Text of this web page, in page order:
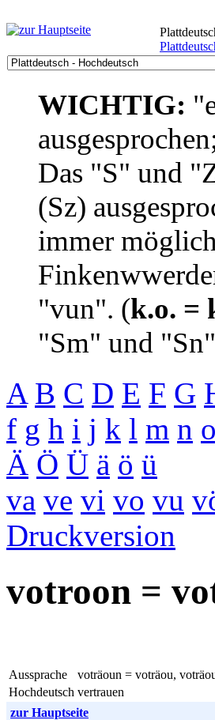
WICHTIG:
Das "S" und
(Sz)
immer
"vun". (k.o. =
"Sm" und
A B C D E F G
f g h i j k l m n o
Ä Ö Ü ä ö ü
va ve vi vo vu
Druckversion
votroon =
Aussprache
voträoun = voträou,
Hochdeutsch vertrauen
zur Hauptseite